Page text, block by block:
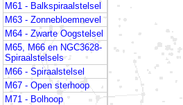
M61 - Balkspiraalstelsel
M63 - Zonnebloemnevel
M64 - Zwarte Oogstelsel
M65, M66 en NGC3628-
Spiraalstelsels
M66 - Spiraalstelsel
M67 - Open sterhoop
M71 - Bolhoop